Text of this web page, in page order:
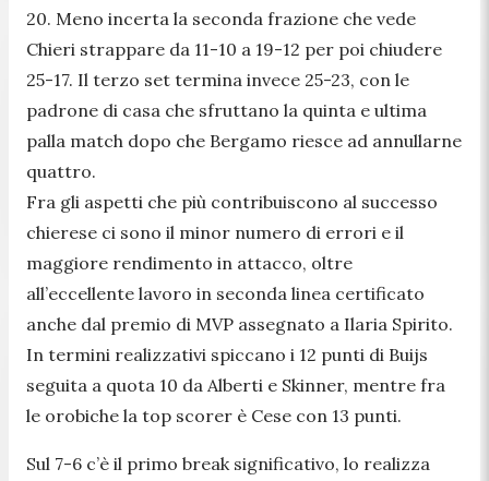
20. Meno incerta la seconda frazione che vede
Chieri strappare da 11-10 a 19-12 per poi chiudere
25-17. Il terzo set termina invece 25-23, con le
padrone di casa che sfruttano la quinta e ultima
palla match dopo che Bergamo riesce ad annullarne
quattro.
Fra gli aspetti che più contribuiscono al successo
chierese ci sono il minor numero di errori e il
maggiore rendimento in attacco, oltre
all’eccellente lavoro in seconda linea certificato
anche dal premio di MVP assegnato a Ilaria Spirito.
In termini realizzativi spiccano i 12 punti di Buijs
seguita a quota 10 da Alberti e Skinner, mentre fra
le orobiche la top scorer è Cese con 13 punti.
Sul 7-6 c’è il primo break significativo, lo realizza